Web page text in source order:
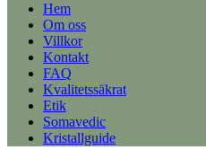
Hem
Om oss
Villkor
Kontakt
FAQ
Kvalitetssäkrat
Etik
Somavedic
Kristallguide